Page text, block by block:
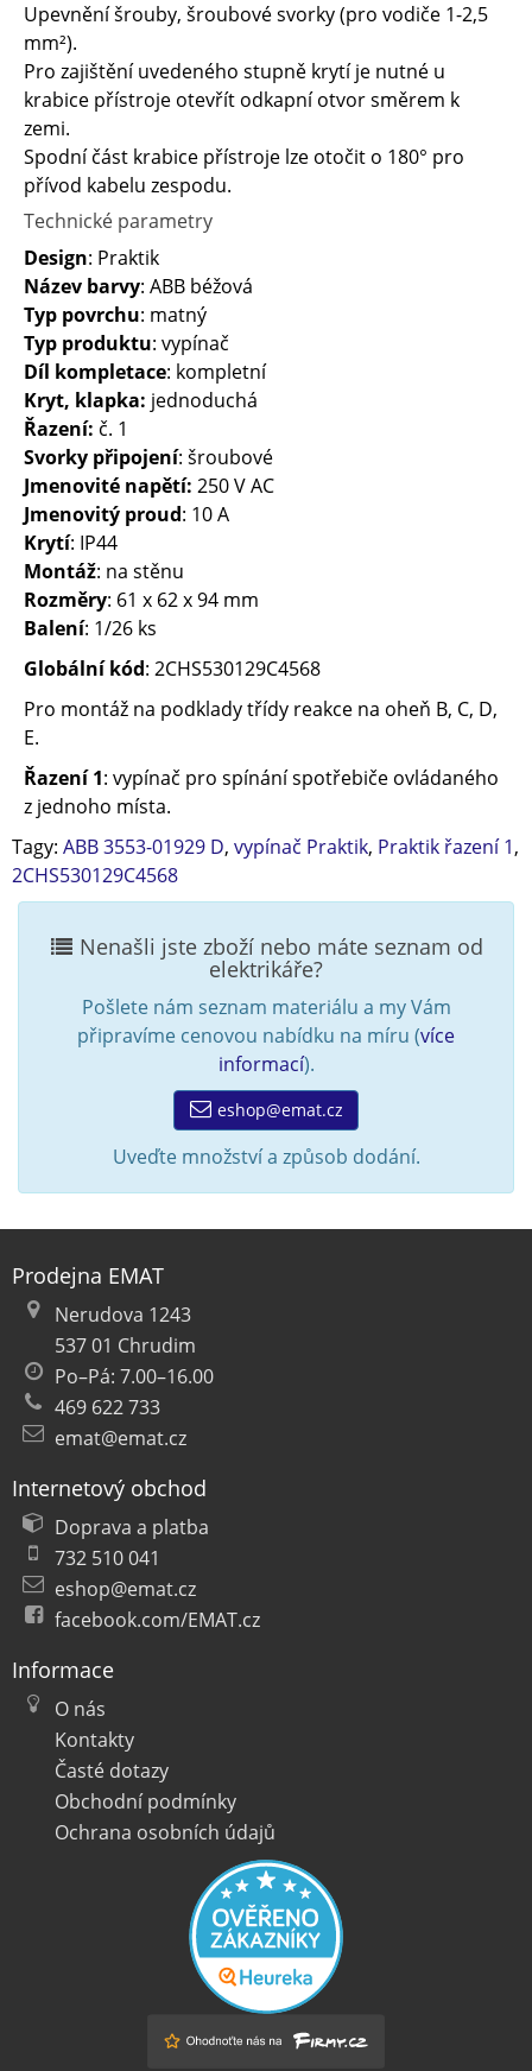
Upevnění šrouby, šroubové svorky (pro vodiče 1-2,5
mm²).
Pro zajištění uvedeného stupně krytí je nutné u
krabice přístroje otevřít odkapní otvor směrem k
zemi.
Spodní část krabice přístroje lze otočit o 180° pro
přívod kabelu zespodu.
Technické parametry
Design: Praktik
Název barvy: ABB béžová
Typ povrchu: matný
Typ produktu: vypínač
Díl kompletace: kompletní
Kryt, klapka: jednoduchá
Řazení: č. 1
Svorky připojení: šroubové
Jmenovité napětí: 250 V AC
Jmenovitý proud: 10 A
Krytí: IP44
Montáž: na stěnu
Rozměry: 61 x 62 x 94 mm
Balení: 1/26 ks
Globální kód: 2CHS530129C4568
Pro montáž na podklady třídy reakce na oheň B, C, D,
E.
Řazení 1: vypínač pro spínání spotřebiče ovládaného
z jednoho místa.
Tagy: ABB 3553-01929 D, vypínač Praktik, Praktik řazení 1,
2CHS530129C4568
Nenašli jste zboží nebo máte seznam od
elektrikáře?
Pošlete nám seznam materiálu a my Vám
připravíme cenovou nabídku na míru (více
informací).
eshop@emat.cz
Uveďte množství a způsob dodání.
Prodejna EMAT
Nerudova 1243
537 01 Chrudim
Po–Pá: 7.00–16.00
469 622 733
emat@emat.cz
Internetový obchod
Doprava a platba
732 510 041
eshop@emat.cz
facebook.com/EMAT.cz
Informace
O nás
Kontakty
Časté dotazy
Obchodní podmínky
Ochrana osobních údajů